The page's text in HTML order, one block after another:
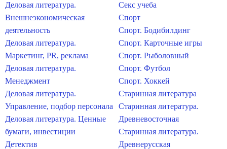
Деловая литература.
Внешнеэкономическая
деятельность
Деловая литература.
Маркетинг, PR, реклама
Деловая литература.
Менеджмент
Деловая литература.
Управление, подбор персонала
Деловая литература. Ценные
бумаги, инвестиции
Детектив
Секс учеба
Спорт
Спорт. Бодибилдинг
Спорт. Карточные игры
Спорт. Рыболовный
Спорт. Футбол
Спорт. Хоккей
Старинная литература
Старинная литература.
Древневосточная
Старинная литература.
Древнерусская